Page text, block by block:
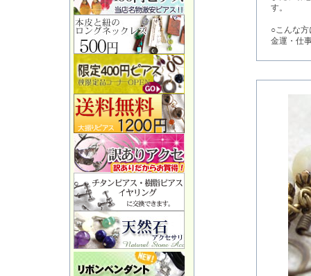
す。
○こんな
金運・仕